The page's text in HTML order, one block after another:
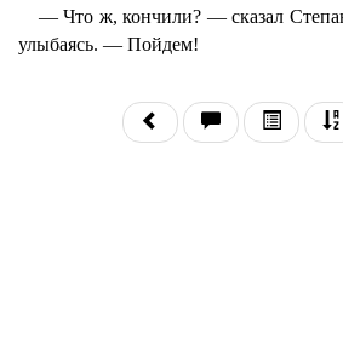
— Что ж, кончили? — сказал
улыбаясь. — Пойдем!